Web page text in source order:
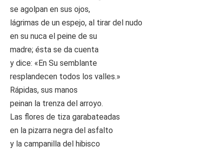
se agolpan en sus ojos,
lágrimas de un espejo, al tirar del nudo
en su nuca el peine de su
madre; ésta se da cuenta
y dice: «En Su semblante
resplandecen todos los valles.»
Rápidas, sus manos
peinan la trenza del arroyo.
Las flores de tiza garabateadas
en la pizarra negra del asfalto
y la campanilla del hibisco